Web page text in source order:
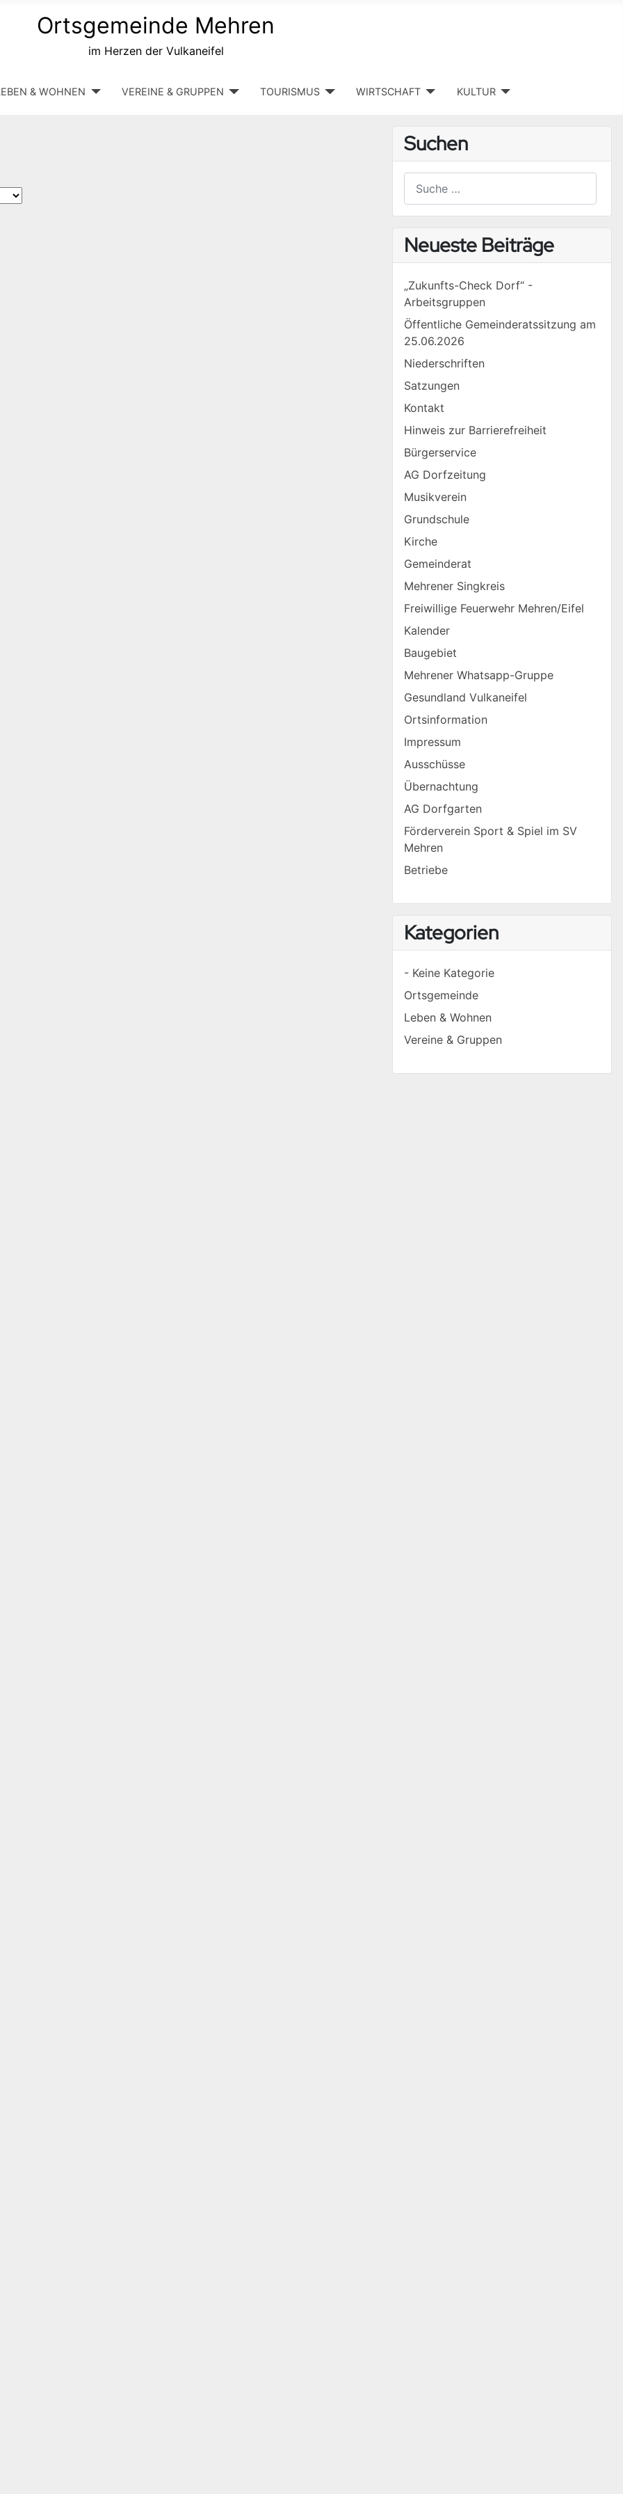
Ortsgemeinde Mehren
im Herzen der Vulkaneifel
& WOHNEN VEREINE & GRUPPEN TOURISMUS WIRTSCHAFT KULTUR
Suchen
Neueste Beiträge
„Zukunfts-Check Dorf“ -
Arbeitsgruppen
Öffentliche Gemeinderatssitzung am
25.06.2026
Niederschriften
Satzungen
Kontakt
Hinweis zur Barrierefreiheit
Bürgerservice
AG Dorfzeitung
Musikverein
Grundschule
Kirche
Gemeinderat
Mehrener Singkreis
Freiwillige Feuerwehr Mehren/Eifel
Kalender
Baugebiet
Mehrener Whatsapp-Gruppe
Gesundland Vulkaneifel
Ortsinformation
Impressum
Ausschüsse
Übernachtung
AG Dorfgarten
Förderverein Sport & Spiel im SV
Mehren
Betriebe
Kategorien
- Keine Kategorie
Ortsgemeinde
Leben & Wohnen
Vereine & Gruppen